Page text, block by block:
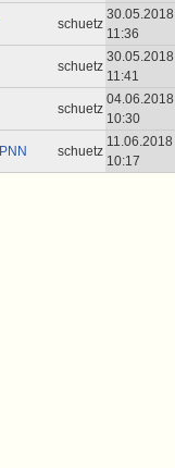
schuetz
11:36
schuetz
11:41
schuetz
10:30
schuetz
11.06.2018
10:17